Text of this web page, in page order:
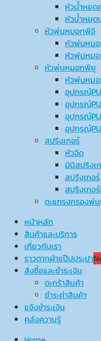
หัวน้ำหยด
หัวน้ำหยด
หัวพ่นหมอกพีอี
หัวพ่นหมอ
หัวพ่นหมอ
หัวพ่นหมอกพียู
หัวพ่นหม
อุปกรณ์ฺ
อุปกรณ์ฺ
อุปกรณ์ฺ
อุปกรณ์ฺ
สปริงเกอร์
หัวฉีด
มินิสปริงเ
สปริงเกอร์
สปริงเกอ
ตะแกรงกรองพ่
หน้าหลัก
สินค้าและบริการ
เกี่ยวกับเรา
ราวตากผ้าแป๊ปประปา
สั่งซื้อและชำระเงิน
ตะกร้าสินค้า
ชำระค่าสินค้า
แจ้งชำระเงิน
คลังความรู้